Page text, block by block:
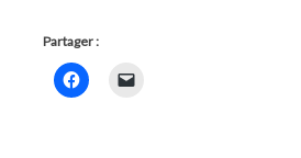
Partager :